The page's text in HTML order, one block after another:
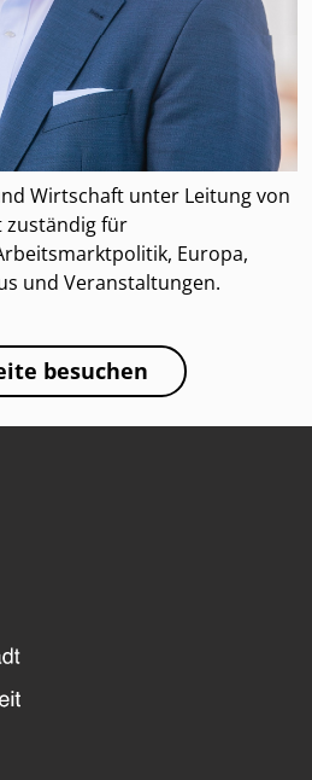
Wirtschaft unter Leitung von
zuständig für
Europa,
und Veranstaltungen.
besuchen